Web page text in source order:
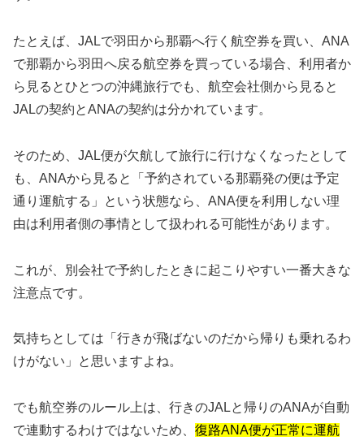
たとえば、JALで羽田から那覇へ行く航空券を買い、ANA
で那覇から羽田へ戻る航空券を買っている場合、利用者か
ら見るとひとつの沖縄旅行でも、航空会社側から見ると
JALの契約とANAの契約は分かれています。
そのため、JAL便が欠航して旅行に行けなくなったとして
も、ANAから見ると「予約されている那覇発の便は予定
通り運航する」という状態なら、ANA便を利用しない理
由は利用者側の事情として扱われる可能性があります。
これが、別会社で予約したときに起こりやすい一番大きな
注意点です。
気持ちとしては「行きが飛ばないのだから帰りも乗れるわ
けがない」と思いますよね。
でも航空券のルール上は、行きのJALと帰りのANAが自動
で連動するわけではないため、 復路ANA便が正常に運航